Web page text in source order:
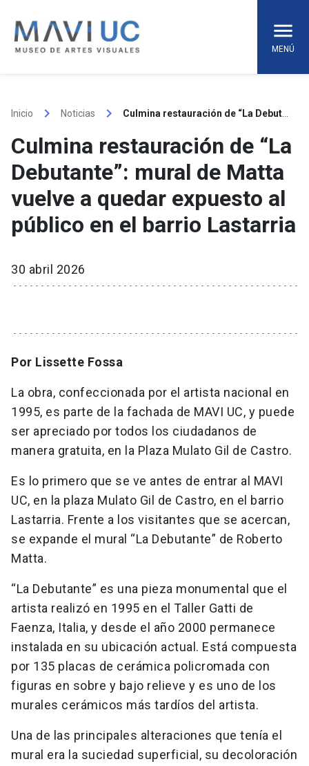
content
MENÚ
Inicio keyboard_arrow_right Noticias keyboard_arrow_right
Culmina restauración de “La
Debutante”: mural de Matta
vuelve a quedar expuesto al
público en el barrio Lastarria
30 abril 2026
Por Lissette Fossa
La obra, confeccionada por el artista nacional en
1995, es parte de la fachada de MAVI UC, y puede
ser apreciado por todos los ciudadanos de
manera gratuita, en la Plaza Mulato Gil de Castro.
Es lo primero que se ve antes de entrar al MAVI
UC, en la plaza Mulato Gil de Castro, en el barrio
Lastarria. Frente a los visitantes que se acercan,
se expande el mural “La Debutante” de Roberto
Matta.
“La Debutante” es una pieza monumental que el
artista realizó en 1995 en el Taller Gatti de
Faenza, Italia, y desde el año 2000 permanece
instalada en su ubicación actual. Está compuesta
por 135 placas de cerámica policromada con
figuras en sobre y bajo relieve y es uno de los
murales cerámicos más tardíos del artista.
Una de las principales alteraciones que tenía el
mural era la suciedad superficial, su decoloración